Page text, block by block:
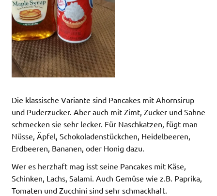
Die klassische Variante sind Pancakes mit Ahornsirup
und Puderzucker. Aber auch mit Zimt, Zucker und Sahne
schmecken sie sehr lecker. Für Naschkatzen, fügt man
Nüsse, Äpfel, Schokoladenstückchen, Heidelbeeren,
Erdbeeren, Bananen, oder Honig dazu.
Wer es herzhaft mag isst seine Pancakes mit Käse,
Schinken, Lachs, Salami. Auch Gemüse wie z.B. Paprika,
Tomaten und Zucchini sind sehr schmackhaft.